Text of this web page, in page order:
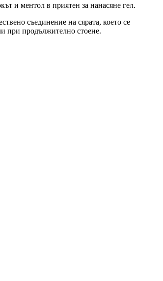
и ментол в приятен за нанасяне гел.
съединение на сярата, което се
при продължително стоене.